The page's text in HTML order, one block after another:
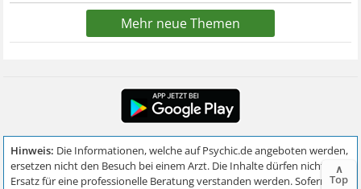
Mehr neue Themen
∧
Top